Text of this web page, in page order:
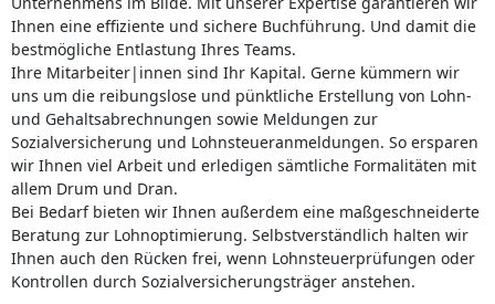
Ihnen eine effiziente und sichere Buchführung. Und damit die
bestmögliche Entlastung Ihres Teams.
Ihre Mitarbeiter|innen sind Ihr Kapital. Gerne kümmern wir
uns um die reibungslose und pünktliche Erstellung von Lohn-
und Gehaltsabrechnungen sowie Meldungen zur
Sozialversicherung und Lohnsteueranmeldungen. So ersparen
wir Ihnen viel Arbeit und erledigen sämtliche Formalitäten mit
allem Drum und Dran.
Bei Bedarf bieten wir Ihnen außerdem eine maßgeschneiderte
Beratung zur Lohnoptimierung. Selbstverständlich halten wir
Ihnen auch den Rücken frei, wenn Lohnsteuerprüfungen oder
Kontrollen durch Sozialversicherungsträger anstehen.